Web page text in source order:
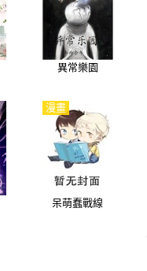
【劇場版】1~4
章【日語】
異常樂園
呆萌蠢戰線
漫畫